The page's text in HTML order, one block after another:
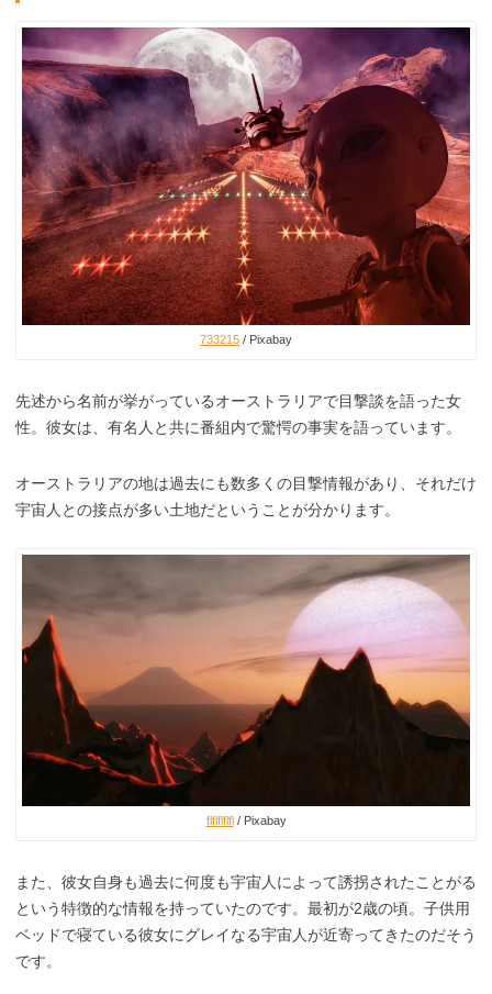
733215 / Pixabay
先述から名前が挙がっているオーストラリアで目撃談を語った女
性。彼女は、有名人と共に番組内で驚愕の事実を語っています。
オーストラリアの地は過去にも数多くの目撃情報があり、それだけ
宇宙人との接点が多い土地だということが分かります。
flflflflfl / Pixabay
また、彼女自身も過去に何度も宇宙人によって誘拐されたことがる
という特徴的な情報を持っていたのです。最初が2歳の頃。子供用
ベッドで寝ている彼女にグレイなる宇宙人が近寄ってきたのだそう
です。